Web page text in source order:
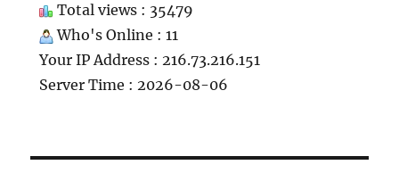
Total views : 35479
Who's Online : 11
Your IP Address : 216.73.216.151
Server Time : 2026-08-06